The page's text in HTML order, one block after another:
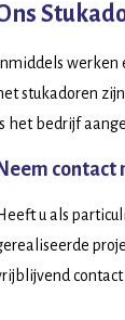
Inmiddels
stukadoren
het bedrijf
Neem contact
u als
contact